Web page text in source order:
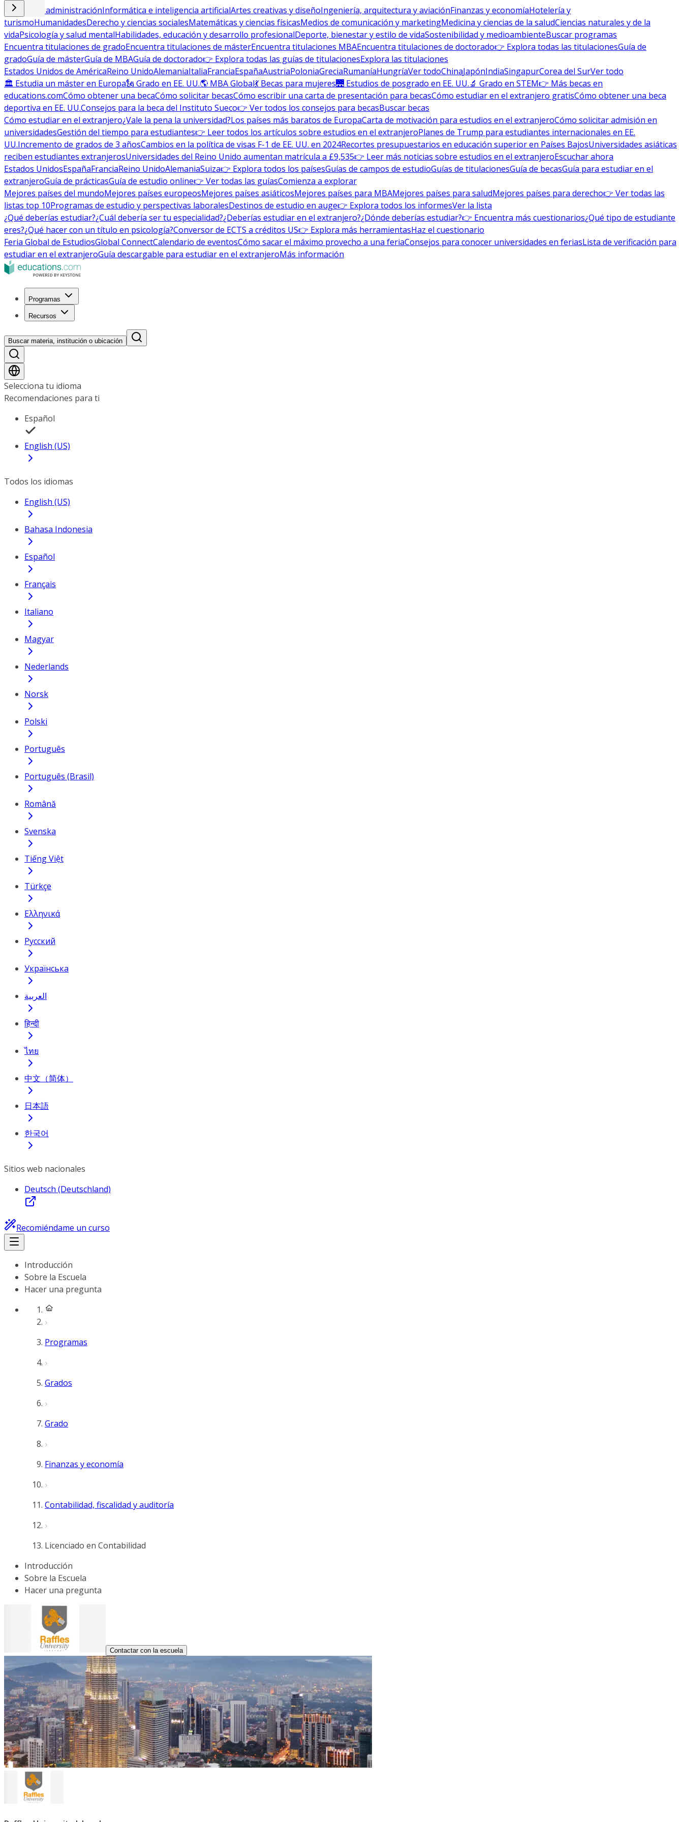
Empresa y administraciónInformática e inteligencia artificialArtes creativas y diseñoIngeniería, arquitectura y aviaciónFinanzas y economíaHotelería y
turismoHumanidadesDerecho y ciencias socialesMatemáticas y ciencias físicasMedios de comunicación y marketingMedicina y ciencias de la saludCiencias naturales y de la
vidaPsicología y salud mentalHabilidades, educación y desarrollo profesionalDeporte, bienestar y estilo de vidaSostenibilidad y medioambienteBuscar programas
Encuentra titulaciones de gradoEncuentra titulaciones de másterEncuentra titulaciones MBAEncuentra titulaciones de doctorado👉 Explora todas las titulacionesGuía de
gradoGuía de másterGuía de MBAGuía de doctorado👉 Explora todas las guías de titulacionesExplora las titulaciones
Estados Unidos de AméricaReino UnidoAlemaniaItaliaFranciaEspañaAustriaPoloniaGreciaRumaníaHungríaVer todoChinaJapónIndiaSingapurCorea del SurVer todo
🏛 Estudia un máster en Europa🗽 Grado en EE. UU.🌎 MBA Global💃 Becas para mujeres🌉 Estudios de posgrado en EE. UU.🔬 Grado en STEM👉 Más becas en
educations.comCómo obtener una becaCómo solicitar becasCómo escribir una carta de presentación para becasCómo estudiar en el extranjero gratisCómo obtener una beca
deportiva en EE. UU.Consejos para la beca del Instituto Sueco👉 Ver todos los consejos para becasBuscar becas
Cómo estudiar en el extranjero¿Vale la pena la universidad?Los países más baratos de EuropaCarta de motivación para estudios en el extranjeroCómo solicitar admisión en
universidadesGestión del tiempo para estudiantes👉 Leer todos los artículos sobre estudios en el extranjeroPlanes de Trump para estudiantes internacionales en EE.
UU.Incremento de grados de 3 añosCambios en la política de visas F-1 de EE. UU. en 2024Recortes presupuestarios en educación superior en Países BajosUniversidades asiáticas
reciben estudiantes extranjerosUniversidades del Reino Unido aumentan matrícula a £9,535👉 Leer más noticias sobre estudios en el extranjeroEscuchar ahora
Estados UnidosEspañaFranciaReino UnidoAlemaniaSuiza👉 Explora todos los paísesGuías de campos de estudioGuías de titulacionesGuía de becasGuía para estudiar en el
extranjeroGuía de prácticasGuía de estudio online👉 Ver todas las guíasComienza a explorar
Mejores países del mundoMejores países europeosMejores países asiáticosMejores países para MBAMejores países para saludMejores países para derecho👉 Ver todas las
listas top 10Programas de estudio y perspectivas laboralesDestinos de estudio en auge👉 Explora todos los informesVer la lista
¿Qué deberías estudiar?¿Cuál debería ser tu especialidad?¿Deberías estudiar en el extranjero?¿Dónde deberías estudiar?👉 Encuentra más cuestionarios¿Qué tipo de estudiante
eres?¿Qué hacer con un título en psicología?Conversor de ECTS a créditos US👉 Explora más herramientasHaz el cuestionario
Feria Global de EstudiosGlobal ConnectCalendario de eventosCómo sacar el máximo provecho a una feriaConsejos para conocer universidades en feriasLista de verificación para
estudiar en el extranjeroGuía descargable para estudiar en el extranjeroMás información
Programas
Recursos
Buscar materia, institución o ubicación
Selecciona tu idioma
Recomendaciones para ti
Español
English (US)
Todos los idiomas
English (US)
Bahasa Indonesia
Español
Français
Italiano
Magyar
Nederlands
Norsk
Polski
Português
Português (Brasil)
Română
Svenska
Tiếng Việt
Türkçe
Ελληνικά
Русский
Українська
العربية
हिन्दी
ไทย
中文（简体）
日本語
한국어
Sitios web nacionales
Deutsch (Deutschland)
Recomiéndame un curso
Introducción
Sobre la Escuela
Hacer una pregunta
Programas
Grados
Grado
Finanzas y economía
Contabilidad, fiscalidad y auditoría
Licenciado en Contabilidad
Introducción
Sobre la Escuela
Hacer una pregunta
Contactar con la escuela